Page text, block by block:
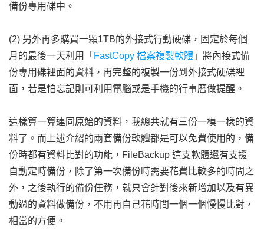
備份專用碟中。
(2) 另外再多購買一顆1TB的外接式行動硬碟，固定於每個
月的最後一天利用「 FastCopy 檔案複製軟體 」將內接式備
份專用碟裡面的資料，再完整的複製一份到外接式硬碟裡
面，若是怕忘記則可利用電腦或是手機的行事曆做提醒。
這樣算一算連同原始的資料，我總共就有三份一模一樣的資
料了。而上述介紹的兩套備份軟體都是可以免費使用的，備
份時都有資料比對的功能，FileBackup 這支軟體還有支援
自動定時備份，除了第一次備份時需要花費比較多的時間之
外，之後執行的備份任務，就只會針對後來新增加以及有異
動過的資料做備份，不用再自己花時間一個一個慢慢比對，
相當的方便。